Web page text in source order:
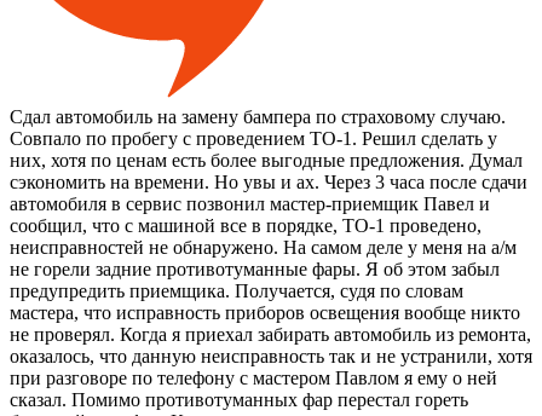
Сдал автомобиль на замену бампера по страховому случаю.
Совпало по пробегу с проведением ТО-1. Решил сделать у
них, хотя по ценам есть более выгодные предложения. Думал
сэкономить на времени. Но увы и ах. Через 3 часа после сдачи
автомобиля в сервис позвонил мастер-приемщик Павел и
сообщил, что с машиной все в порядке, ТО-1 проведено,
неисправностей не обнаружено. На самом деле у меня на а/м
не горели задние противотуманные фары. Я об этом забыл
предупредить приемщика. Получается, судя по словам
мастера, что исправность приборов освещения вообще никто
не проверял. Когда я приехал забирать автомобиль из ремонта,
оказалось, что данную неисправность так и не устранили, хотя
при разговоре по телефону с мастером Павлом я ему о ней
сказал. Помимо противотуманных фар перестал гореть